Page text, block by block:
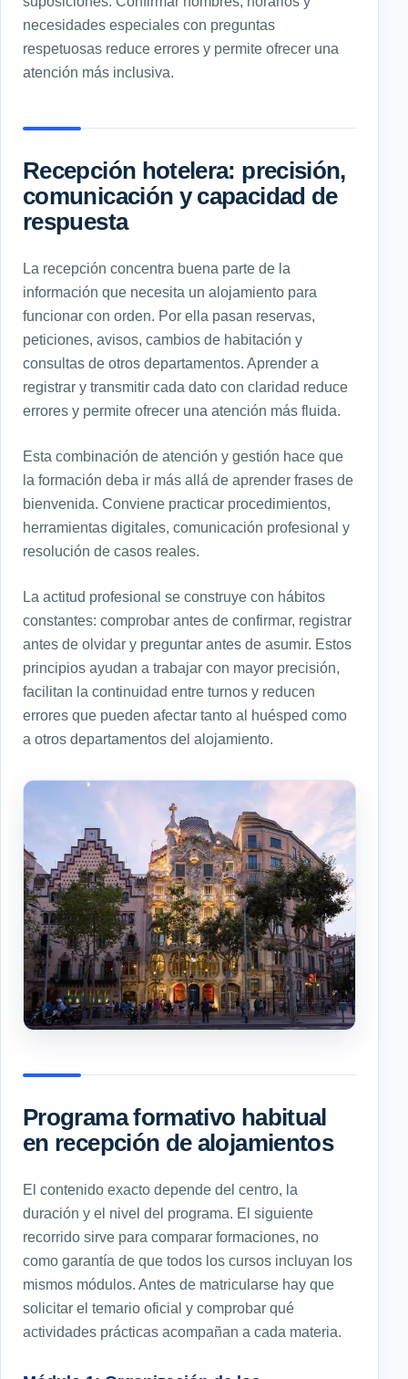
necesidades especiales con preguntas
respetuosas reduce errores y permite ofrecer una
atención más inclusiva.
Recepción hotelera: precisión,
comunicación y capacidad de
respuesta
La recepción concentra buena parte de la
información que necesita un alojamiento para
funcionar con orden. Por ella pasan reservas,
peticiones, avisos, cambios de habitación y
consultas de otros departamentos. Aprender a
registrar y transmitir cada dato con claridad reduce
errores y permite ofrecer una atención más fluida.
Esta combinación de atención y gestión hace que
la formación deba ir más allá de aprender frases de
bienvenida. Conviene practicar procedimientos,
herramientas digitales, comunicación profesional y
resolución de casos reales.
La actitud profesional se construye con hábitos
constantes: comprobar antes de confirmar, registrar
antes de olvidar y preguntar antes de asumir. Estos
principios ayudan a trabajar con mayor precisión,
facilitan la continuidad entre turnos y reducen
errores que pueden afectar tanto al huésped como
a otros departamentos del alojamiento.
Programa formativo habitual
en recepción de alojamientos
El contenido exacto depende del centro, la
duración y el nivel del programa. El siguiente
recorrido sirve para comparar formaciones, no
como garantía de que todos los cursos incluyan los
mismos módulos. Antes de matricularse hay que
solicitar el temario oficial y comprobar qué
actividades prácticas acompañan a cada materia.